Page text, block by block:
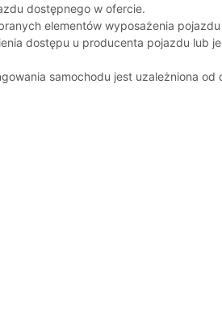
dostępnego w ofercie.
elementów wyposażenia
dostępu u producenta pojazdu lub
samochodu jest uzależniona od